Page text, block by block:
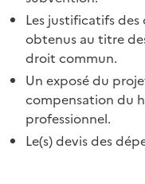
Les justificatifs
obtenus au titre
droit commun.
Un exposé du
compensation du
professionnel.
Le(s) devis des